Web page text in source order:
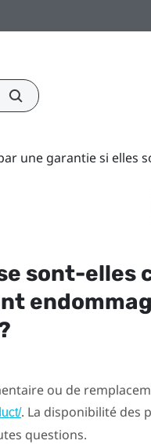
une garantie si elles
sont-elles
ou de
. La disponibilité des
questions.